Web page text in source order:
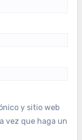
y sitio web
vez que haga un